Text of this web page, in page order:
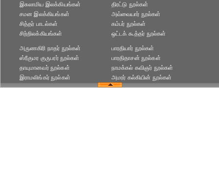
இசுலாமிய இலக்கியங்கள்
சமன இலக்கியங்கள்
சித்தர் பாடல்கள்
சிற்றிலக்கியங்கள்
திரட்டு நூல்கள்
அவ்வையார் நூல்கள்
கம்பர் நூல்கள்
ஒட்டக் கூத்தர் நூல்கள்
அருணகிரி நாதர் நூல்கள்
ஸ்ரீகுமர குருபரர் நூல்கள்
தாயுமானவர் நூல்கள்
இராமலிங்கர் நூல்கள்
பாரதியார் நூல்கள்
பாரதிதாசன் நூல்கள்
நாமக்கல் கவிஞர் நூல்கள்
அமரர் கல்கியின் நூல்கள்